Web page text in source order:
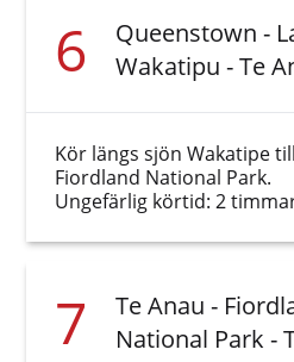
6
Queenstown -
Wakatipu - Te
Kör längs sjön Wakatipe
Fiordland National Park.
Ungefärlig körtid: 2
7
Te Anau -
National Park -